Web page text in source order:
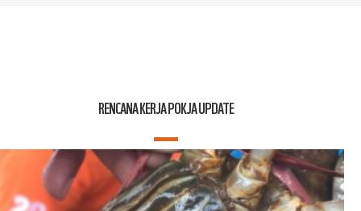
RENCANA KERJA POKJA UPDATE